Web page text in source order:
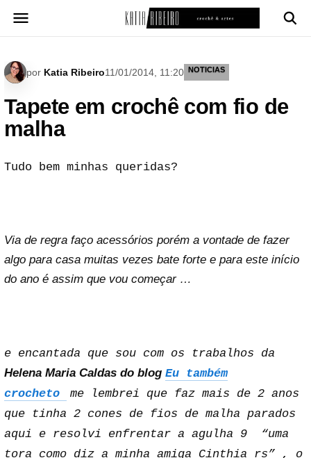
para
por Katia Ribeiro11/01/2014, 11:20 NOTICIAS
Tapete em crochê com fio de
malha
Tudo bem minhas queridas?
Via de regra faço acessórios porém a vontade de fazer
algo para casa muitas vezes bate forte e para este início
do ano é assim que vou começar …
e encantada que sou com os trabalhos da
Helena Maria Caldas do blog Eu também
crocheto
me lembrei que faz mais de 2 anos
que tinha 2 cones de fios de malha parados
aqui e resolvi enfrentar a agulha 9 “uma
tora como diz a minha amiga Cinthia rs” , o